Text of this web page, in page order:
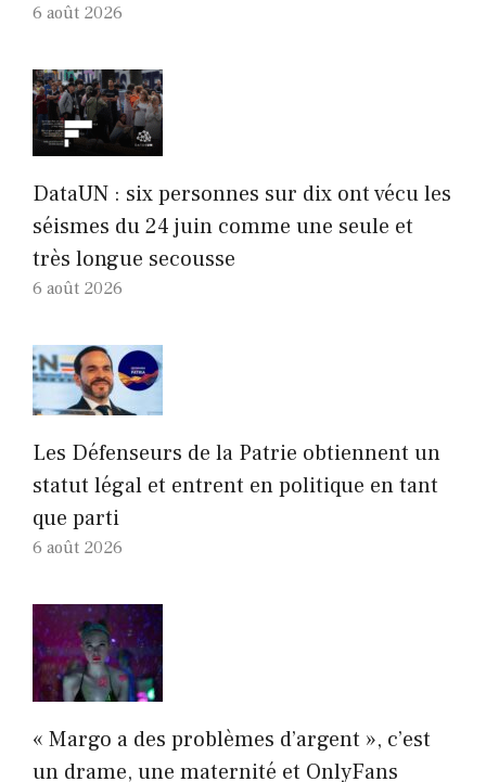
6 août 2026
DataUN : six personnes sur dix ont vécu les
séismes du 24 juin comme une seule et
très longue secousse
6 août 2026
Les Défenseurs de la Patrie obtiennent un
statut légal et entrent en politique en tant
que parti
6 août 2026
« Margo a des problèmes d’argent », c’est
un drame, une maternité et OnlyFans